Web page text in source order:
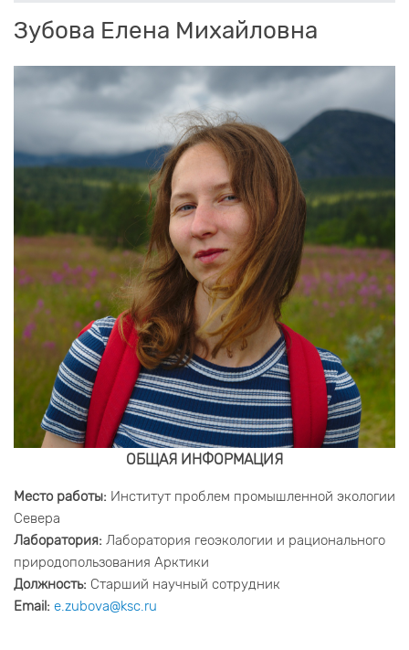
Зубова Елена Михайловна
ОБЩАЯ ИНФОРМАЦИЯ
Место работы: Институт проблем промышленной экологии
Севера
Лаборатория: Лаборатория геоэкологии и рационального
природопользования Арктики
Должность: Старший научный сотрудник
Email: e.zubova@ksc.ru